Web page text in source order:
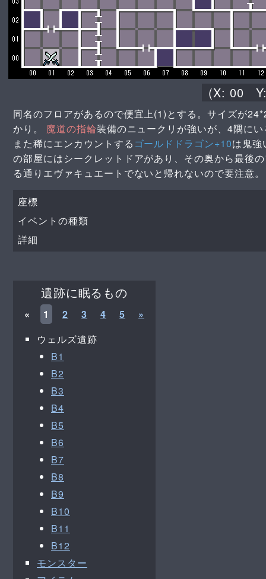
(X: 00
同名のフロアがあるので便宜上(1)とする。サイズが
かり。 魔道の指輪装備のニュークリが強いが、4隅に
また稀にエンカウントする ゴールドドラゴン+10は鬼強
の部屋にはシークレットドアがあり、その奥から最後
る通りエヴァキュエートでないと帰れないので要注意。
座標
イベントの種類
詳細
遺跡に眠るもの
« 1 2 3 4 5
»
ウェルズ遺跡
B1
B2
B3
B4
B5
B6
B7
B8
B9
B10
B11
B12
モンスター